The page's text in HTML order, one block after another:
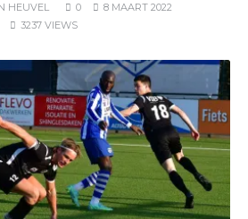
HEUVEL 0
8 MAART 2022
3237 VIEWS